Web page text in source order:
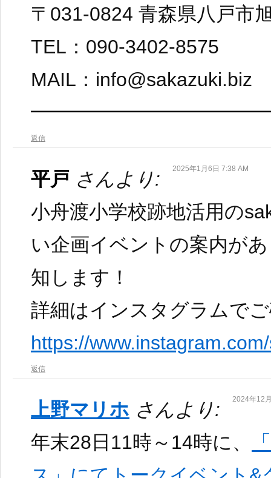
〒031-0824 青森県八戸市
TEL：090-3402-8575
MAIL：info@sakazuki.biz
返信
平戸 さんより: 2025年1月6日 7:38 AM
小舟渡小学校跡地活用の
い企画イベントの案内が
知します！
詳細はインスタグラムで
https://
返信
上野マリホ さんより: 2024年12
年末28日11時～14時に、